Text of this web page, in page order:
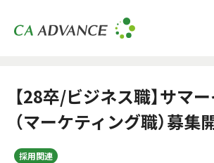
【28卒/ビジネス職】サマ
（マーケティング職）募集
採用関連